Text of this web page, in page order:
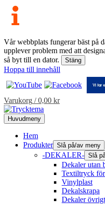
Vår webbplats fungerar bäst på
upplever problem med att
så byt till en dator.
Stäng
Hoppa till innehåll
Varukorg /0,00 kr
Huvudmeny
Hem
Produkter Slå på/av meny
-DEKALER- Slå
Dekaler utan
Textiltryck
Vinylplast
Dekalskrapa
Dekaler övrigt